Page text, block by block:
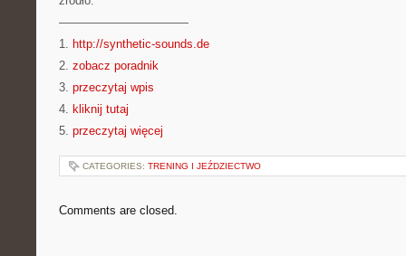
———————————
1. http://synthetic-sounds.de
2. zobacz poradnik
3. przeczytaj wpis
4. kliknij tutaj
5. przeczytaj więcej
CATEGORIES: TRENING I JEŹDZIECTWO
Comments are closed.